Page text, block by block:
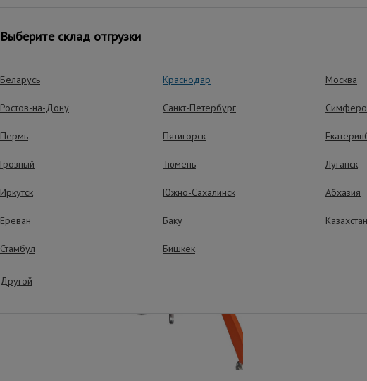
Выберите склад отгрузки
Беларусь Краснодар Москва
Ростов-на-Дону Санкт-Петербург
Пермь Пятигорск
Грозный Тюмень Луганск
Иркутск Южно-Сахалинск Абхазия
Ереван Баку Казахстан
Стамбул Бишкек
Другой